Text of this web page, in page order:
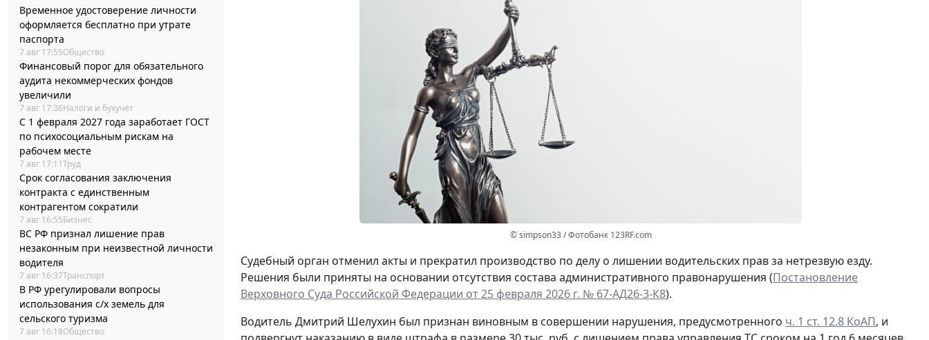
Временное удостоверение личности
оформляется бесплатно при утрате
паспорта
7 авг 17:55Общество
Финансовый порог для обязательного
аудита некоммерческих фондов
увеличили
7 авг 17:36Налоги и бухучет
С 1 февраля 2027 года заработает ГОСТ
по психосоциальным рискам на
рабочем месте
7 авг 17:11Труд
Срок согласования заключения
контракта с единственным
контрагентом сократили
7 авг 16:55Бизнес
ВС РФ признал лишение прав
незаконным при неизвестной личности
водителя
7 авг 16:37Транспорт
В РФ урегулировали вопросы
использования с/х земель для
сельского туризма
7 авг 16:18Общество
© simpson33 / Фотобанк 123RF.com
Судебный орган отменил акты и прекратил производство по делу о лишении водительских прав за нетрезвую езду.
Решения были приняты на основании отсутствия состава административного правонарушения (Постановление
Верховного Суда Российской Федерации от 25 февраля 2026 г. № 67-АД26-3-К8).
Водитель Дмитрий Шелухин был признан виновным в совершении нарушения, предусмотренного ч. 1 ст. 12.8 КоАП, и